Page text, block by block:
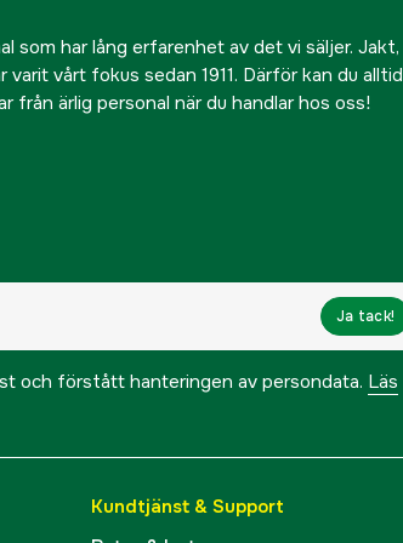
som har lång erfarenhet av det vi säljer. Jakt,
vårt fokus sedan 1911. Därför kan du alltid
från ärlig personal när du handlar hos oss!
Ja tack!
och förstått hanteringen av persondata. Läs
Kundtjänst & Support